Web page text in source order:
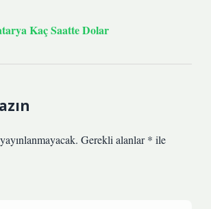
Kaç Saatte Dolar
Gerekli alanlar* ile